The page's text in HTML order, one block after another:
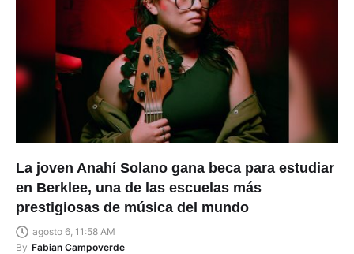
La joven Anahí Solano gana beca para estudiar
en Berklee, una de las escuelas más
prestigiosas de música del mundo
agosto 6, 11:58 AM
By Fabian Campoverde